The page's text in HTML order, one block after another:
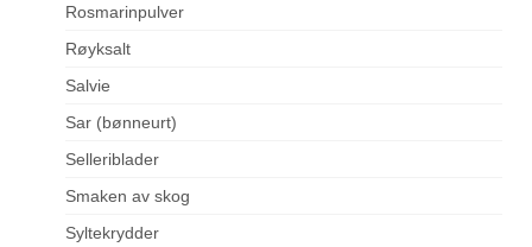
Rosmarinpulver
Røyksalt
Salvie
Sar (bønneurt)
Selleriblader
Smaken av skog
Syltekrydder